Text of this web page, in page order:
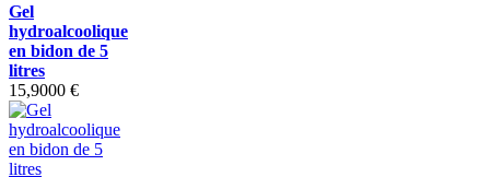
Gel
hydroalcoolique
en bidon de 5
litres
15,9000 €